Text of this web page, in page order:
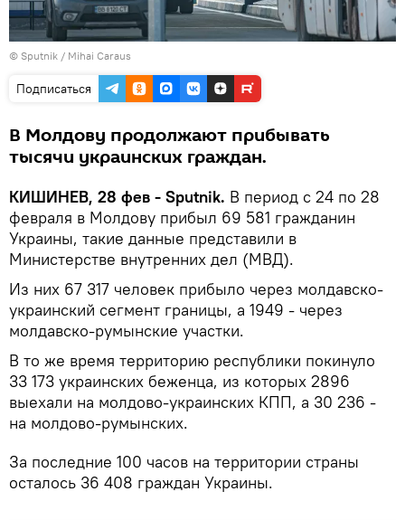
© Sputnik / Mihai Caraus
Подписаться
В Молдову продолжают прибывать
тысячи украинских граждан.
КИШИНЕВ, 28 фев - Sputnik. В период с 24 по 28
февраля в Молдову прибыл 69 581 гражданин
Украины, такие данные представили в
Министерстве внутренних дел (МВД).
Из них 67 317 человек прибыло через молдавско-
украинский сегмент границы, а 1949 - через
молдавско-румынские участки.
В то же время территорию республики покинуло
33 173 украинских беженца, из которых 2896
выехали на молдово-украинских КПП, а 30 236 -
на молдово-румынских.
За последние 100 часов на территории страны
осталось 36 408 граждан Украины.